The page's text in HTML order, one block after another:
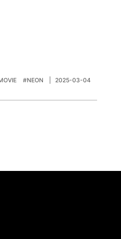
#NEON 2025-03-04